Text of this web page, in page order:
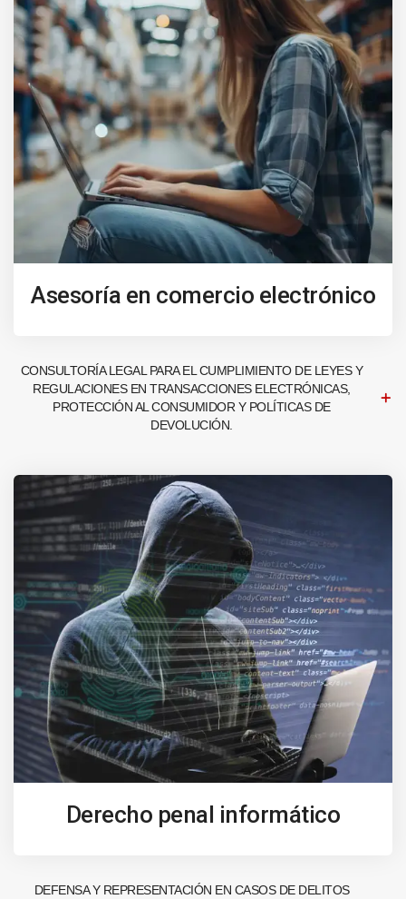
Asesoría en comercio electrónico
CONSULTORÍA LEGAL PARA EL CUMPLIMIENTO DE LEYES Y
REGULACIONES EN TRANSACCIONES ELECTRÓNICAS,
PROTECCIÓN AL CONSUMIDOR Y POLÍTICAS DE
DEVOLUCIÓN.
Derecho penal informático
DEFENSA Y REPRESENTACIÓN EN CASOS DE DELITOS